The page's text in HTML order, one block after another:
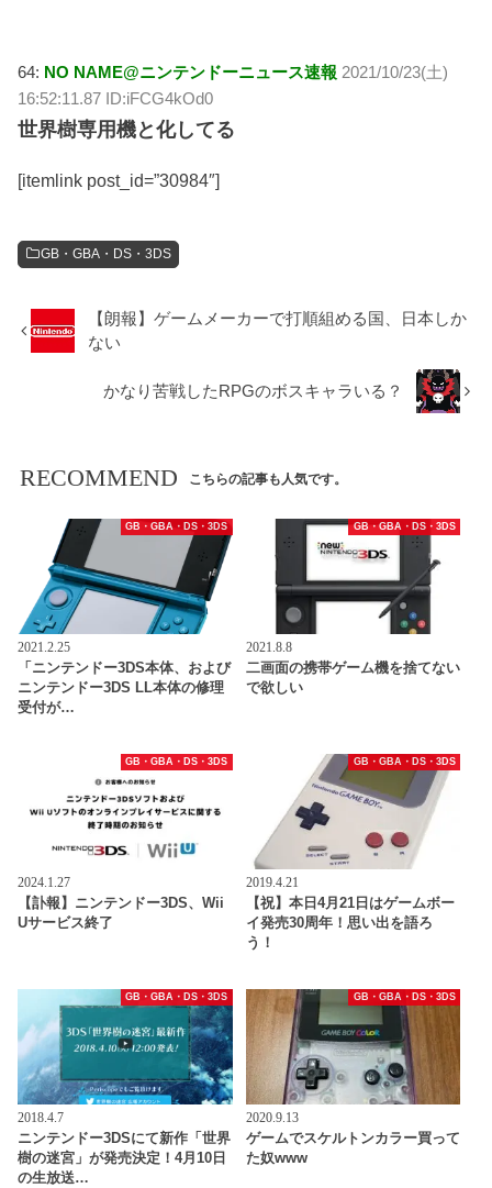
64: NO NAME@ニンテンドーニュース速報 2021/10/23(土)
16:52:11.87 ID:iFCG4kOd0
世界樹専用機と化してる
[itemlink post_id=”30984″]
GB・GBA・DS・3DS
【朗報】ゲームメーカーで打順組める国、日本しか
ない
かなり苦戦したRPGのボスキャラいる？
RECOMMEND こちらの記事も人気です。
GB・GBA・DS・3DS
2021.2.25
「ニンテンドー3DS本体、および
ニンテンドー3DS LL本体の修理
受付が…
GB・GBA・DS・3DS
2021.8.8
二画面の携帯ゲーム機を捨てない
で欲しい
GB・GBA・DS・3DS
2024.1.27
【訃報】ニンテンドー3DS、Wii
Uサービス終了
GB・GBA・DS・3DS
2019.4.21
【祝】本日4月21日はゲームボー
イ発売30周年！思い出を語ろ
う！
GB・GBA・DS・3DS
2018.4.7
ニンテンドー3DSにて新作「世界
樹の迷宮」が発売決定！4月10日
の生放送…
GB・GBA・DS・3DS
2020.9.13
ゲームでスケルトンカラー買って
た奴www